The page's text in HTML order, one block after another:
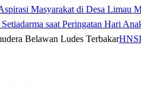
Masyarakat di Desa Limau
saat Peringatan Hari